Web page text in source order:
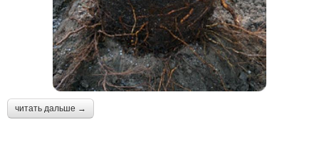
читать дальше →